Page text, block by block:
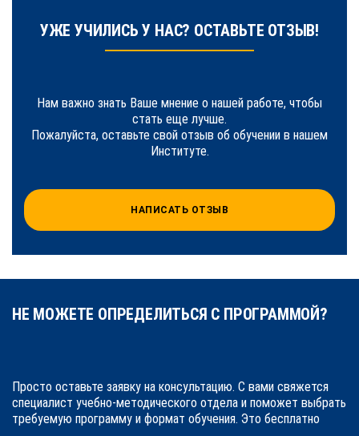
УЖЕ УЧИЛИСЬ У НАС? ОСТАВЬТЕ ОТЗЫВ!
Нам важно знать Ваше мнение о нашей работе, чтобы
стать еще лучше.
Пожалуйста, оставьте свой отзыв об обучении в нашем
Институте.
НАПИСАТЬ ОТЗЫВ
НЕ МОЖЕТЕ ОПРЕДЕЛИТЬСЯ С ПРОГРАММОЙ?
Просто оставьте заявку на консультацию. С вами свяжется
специалист учебно-методического отдела и поможет выбрать
требуемую программу и формат обучения. Это бесплатно